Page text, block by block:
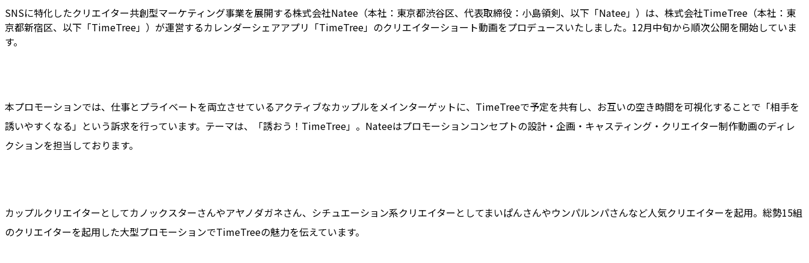
SNSに特化したクリエイター共創型マーケティング事業を展開する株式会社Natee（本社：東京都渋谷区、代表取締役：小島領剣、以下「Natee」）は、株式会社TimeTree（本社：東
京都新宿区、以下「TimeTree」）が運営するカレンダーシェアアプリ「TimeTree」のクリエイターショート動画をプロデュースいたしました。12月中旬から順次公開を開始していま
す。
本プロモーションでは、仕事とプライベートを両立させているアクティブなカップルをメインターゲットに、TimeTreeで予定を共有し、お互いの空き時間を可視化することで「相手を
誘いやすくなる」という訴求を行っています。テーマは、「誘おう！TimeTree」。Nateeはプロモーションコンセプトの設計・企画・キャスティング・クリエイター制作動画のディレ
クションを担当しております。
カップルクリエイターとしてカノックスターさんやアヤノダガネさん、シチュエーション系クリエイターとしてまいぱんさんやウンパルンパさんなど人気クリエイターを起用。総勢15組
のクリエイターを起用した大型プロモーションでTimeTreeの魅力を伝えています。